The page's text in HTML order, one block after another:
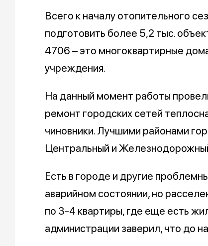
Всего к началу отопительного
подготовить более 5,2 тыс.
4706 – это многоквартирные
учреждения.
На данный момент работы
ремонт городских сетей
чиновники. Лучшими районами
Центральный и
Есть в городе и другие
аварийном состоянии, но
по 3-4 квартиры, где еще есть
администрации заверил, что до